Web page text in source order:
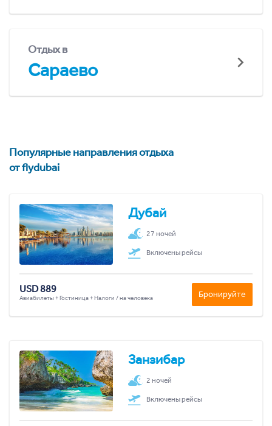
Отдых в
Сараево
Популярные направления отдыха
от flydubai
Дубай
27 ночей
Включены рейсы
USD 889
Авиабилеты + Гостиница + Налоги / на человека Бронируйте
Занзибар
2 ночей
Включены рейсы